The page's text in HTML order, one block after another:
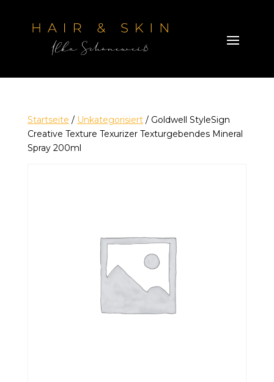
Startseite / Unkategorisiert/ Goldwell StyleSign
Creative Texture Texurizer Texturgebendes Mineral
Spray 200ml